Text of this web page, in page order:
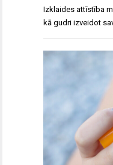
Izklaides attīstība
kā gudri izveidot